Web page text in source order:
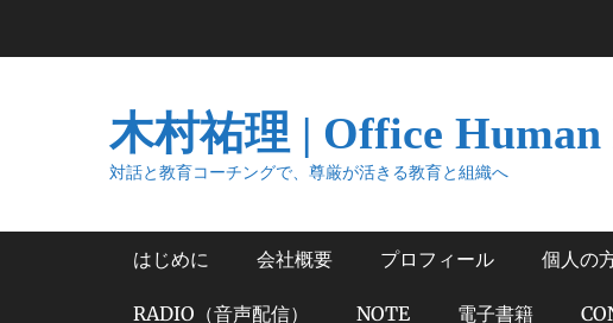
キ
木村祐理 | Office
対話と教育コーチングで、尊厳が活きる教育と組織へ
メインメニュー
はじめに 会社概要 プロフィール 個人の
RADIO（音声配信） NOTE 電子書籍